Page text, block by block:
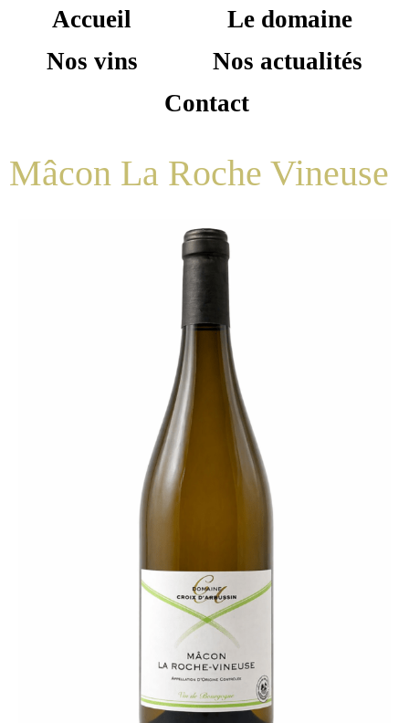
Accueil
Le domaine
Nos vins
Nos actualités
Contact
Mâcon La Roche Vineuse